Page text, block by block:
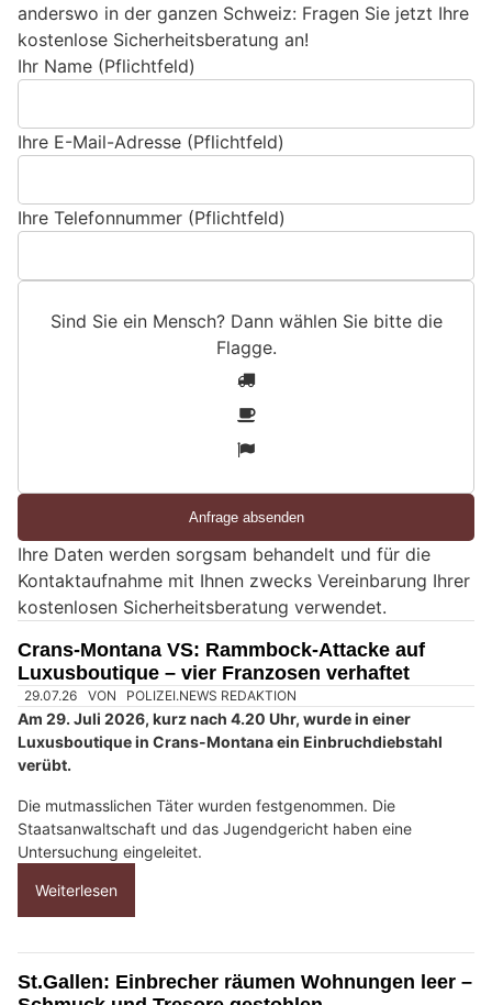
anderswo in der ganzen Schweiz: Fragen Sie jetzt Ihre
kostenlose Sicherheitsberatung an!
Ihr Name (Pflichtfeld)
Ihre E-Mail-Adresse (Pflichtfeld)
Ihre Telefonnummer (Pflichtfeld)
Sind Sie ein Mensch? Dann wählen Sie bitte die
Flagge.
e
i
n
e
n
s
c
h
D
a
n
ä
h
Ihre Daten werden sorgsam behandelt und für die
Kontaktaufnahme mit Ihnen zwecks Vereinbarung Ihrer
kostenlosen Sicherheitsberatung verwendet.
Crans-Montana VS: Rammbock-Attacke auf
Luxusboutique – vier Franzosen verhaftet
29.07.26 VON POLIZEI.NEWS REDAKTION
Am 29. Juli 2026, kurz nach 4.20 Uhr, wurde in einer
Luxusboutique in Crans-Montana ein Einbruchdiebstahl